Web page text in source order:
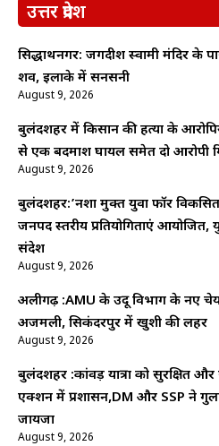
उत्तर प्रदेश
सिद्धार्थनगर: जगदीश स्वामी मंदिर के
शव, इलाके में सनसनी
August 9, 2026
बुलंदशहर में किसान की हत्या के
से एक बदमाश घायल समेत दो आरोपी
August 9, 2026
बुलंदशहर:’नशा मुक्त युवा फॉर
जनपद स्तरीय प्रतियोगिताएं
संदेश
August 9, 2026
अलीगढ़ :AMU के उर्दू विभाग के नए
अजमली, सिकंदरपुर में खुशी की लहर
August 9, 2026
बुलंदशहर :कांवड़ यात्रा को सुरक्षित
एक्शन में प्रशासन,DM और SSP ने
जायजा
August 9, 2026